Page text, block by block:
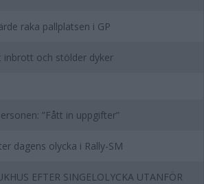
raka pallplatsen i GP
inbrott och stölder dyker
”Fått in uppgifter”
dagens olycka i Rally-SM
EFTER SINGELOLYCKA UTANFÖR